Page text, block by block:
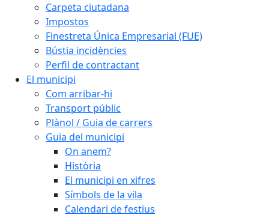
Carpeta ciutadana
Impostos
Finestreta Única Empresarial (FUE)
Bústia incidències
Perfil de contractant
El municipi
Com arribar-hi
Transport públic
Plànol / Guia de carrers
Guia del municipi
On anem?
Història
El municipi en xifres
Símbols de la vila
Calendari de festius